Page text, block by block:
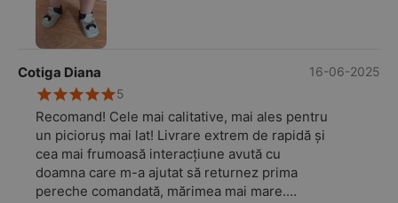
Cotiga Diana
16-06-2025
5
Recomand! Cele mai calitative, mai ales pentru
un picioruș mai lat! Livrare extrem de rapidă și
cea mai frumoasă interacțiune avută cu
doamna care m-a ajutat să returnez prima
pereche comandată, mărimea mai mare.